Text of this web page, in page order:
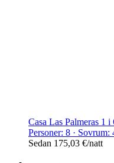
Casa Las Palmeras 1 i
Personer: 8 · Sovrum:
Sedan 175,03 €/natt